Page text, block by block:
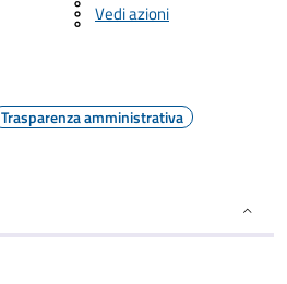
Vedi azioni
Trasparenza amministrativa